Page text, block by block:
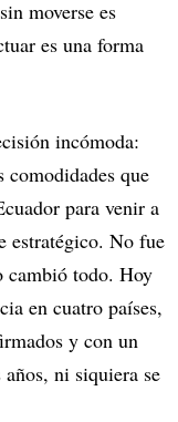
moverse es
es una forma
incómoda:
comodidades que
para venir a
estratégico. No fue
cambió todo. Hoy
en cuatro países,
y con un
ni siquiera se